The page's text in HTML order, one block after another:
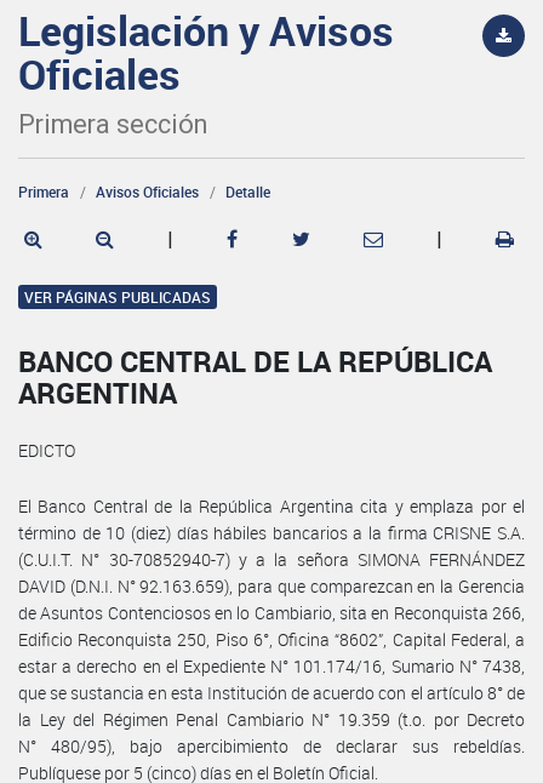
Legislación y Avisos
Oficiales
Primera sección
Primera Avisos Oficiales Detalle
| |
VER PÁGINAS PUBLICADAS
BANCO CENTRAL DE LA REPÚBLICA
ARGENTINA
EDICTO
El Banco Central de la República Argentina cita y emplaza por el
término de 10 (diez) días hábiles bancarios a la firma CRISNE S.A.
(C.U.I.T. N° 30-70852940-7) y a la señora SIMONA FERNÁNDEZ
DAVID (D.N.I. N° 92.163.659), para que comparezcan en la Gerencia
de Asuntos Contenciosos en lo Cambiario, sita en Reconquista 266,
Edificio Reconquista 250, Piso 6°, Oficina “8602”, Capital Federal, a
estar a derecho en el Expediente N° 101.174/16, Sumario N° 7438,
que se sustancia en esta Institución de acuerdo con el artículo 8° de
la Ley del Régimen Penal Cambiario N° 19.359 (t.o. por Decreto
N° 480/95), bajo apercibimiento de declarar sus rebeldías.
Publíquese por 5 (cinco) días en el Boletín Oficial.